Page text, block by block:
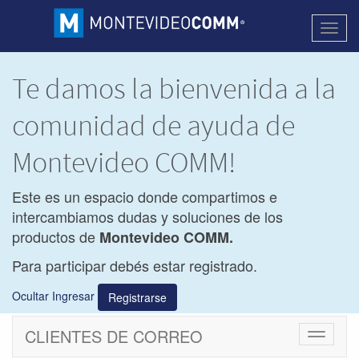
Te damos la bienvenida a la
comunidad de ayuda de
Montevideo COMM!
Este es un espacio donde compartimos e
intercambiamos dudas y soluciones de los
productos de Montevideo COMM.
Para participar debés estar registrado.
Ocultar Ingresar Registrarse
Cambiar
CLIENTES DE CORREO